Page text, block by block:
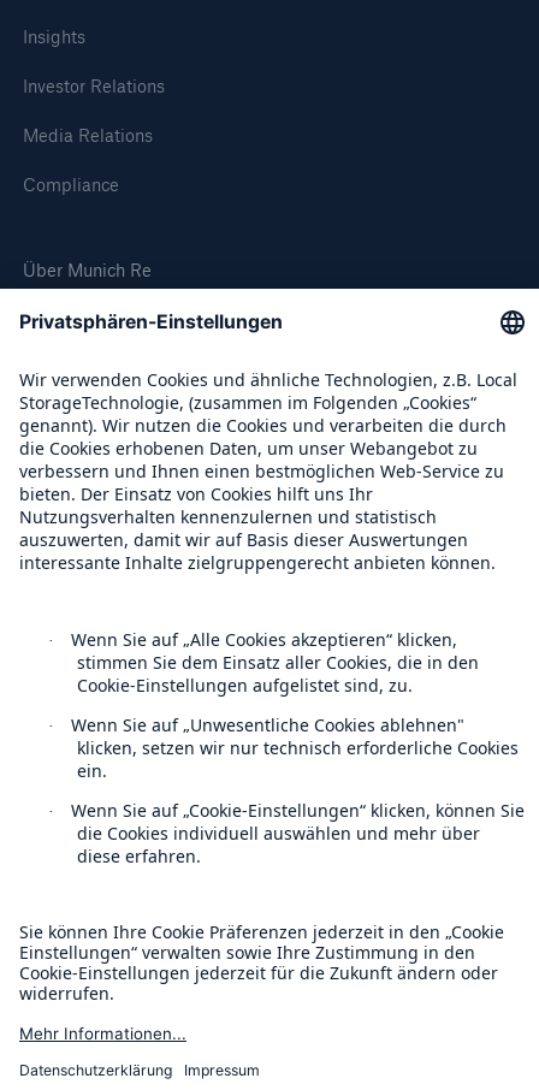
Insights
Investor Relations
Media Relations
Compliance
Über Munich Re
Follow us
Kontakt
Datenschutz
Cookie Einstellungen
Sitemap
Barrierefreiheit-Modus
Munich Re’s Statement on the UK Modern Slavery Act